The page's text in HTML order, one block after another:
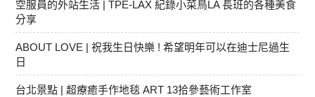
空服員的外站生活 | TPE-LAX 紀錄小菜鳥LA 長班的各種美食
分享
ABOUT LOVE | 祝我生日快樂 ! 希望明年可以在迪士尼過生
日
台北景點 | 超療癒手作地毯 ART 13拾參藝術工作室